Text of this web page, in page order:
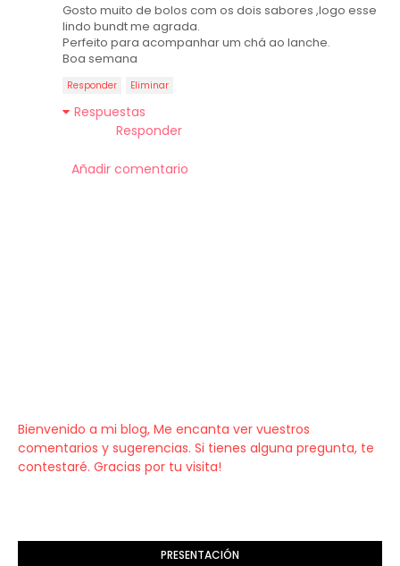
Gosto muito de bolos com os dois sabores ,logo esse
lindo bundt me agrada.
Perfeito para acompanhar um chá ao lanche.
Boa semana
Responder Eliminar
Respuestas
Responder
Añadir comentario
Bienvenido a mi blog, Me encanta ver vuestros
comentarios y sugerencias. Si tienes alguna pregunta, te
contestaré. Gracias por tu visita!
PRESENTACIÓN